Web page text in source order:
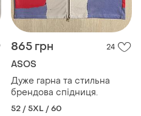
865 грн 24
ASOS
Дуже гарна та стильна
брендова спідниця.
52 / 5XL / 60